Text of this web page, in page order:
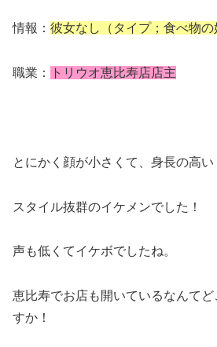
情報： 彼女なし（タイプ；食べ物の
職業： トリウオ恵比寿店店主
とにかく顔が小さくて、身長の高い
スタイル抜群のイケメンでした！
声も低くてイケボでしたね。
恵比寿でお店も開いているなんて
すか！